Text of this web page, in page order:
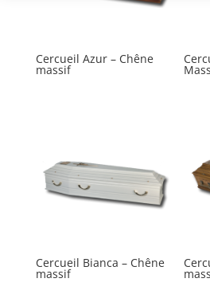
Cercueil Azur – Chêne
massif
Cercueil Bianca – Chêne
massif